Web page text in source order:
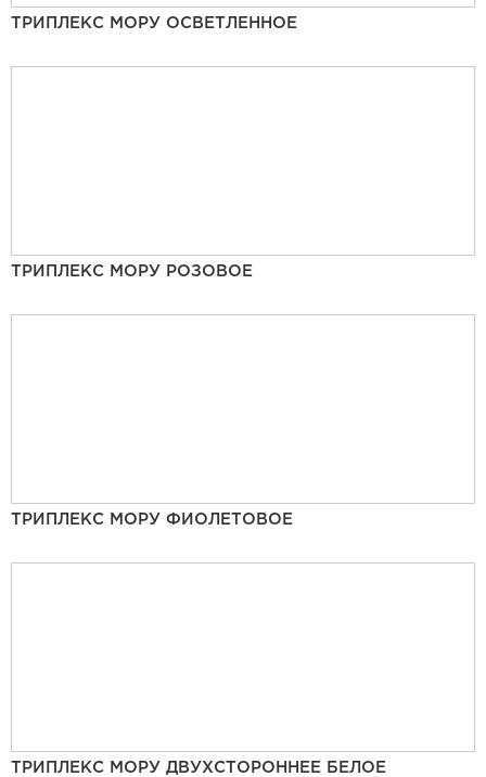
ТРИПЛЕКС МОРУ ОСВЕТЛЕННОЕ
ТРИПЛЕКС МОРУ РОЗОВОЕ
ТРИПЛЕКС МОРУ ФИОЛЕТОВОЕ
ТРИПЛЕКС МОРУ ДВУХСТОРОННЕЕ БЕЛОЕ